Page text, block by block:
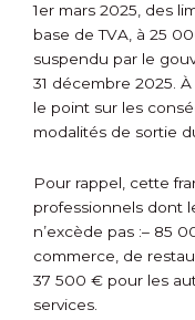
1er mars 2025, des
base de TVA, à 25
suspendu par le
31 décembre 2025.
le point sur les
modalités de sortie
Pour rappel, cette
professionnels dont
n’excède pas :– 85
commerce, de
37 500 € pour les
services.